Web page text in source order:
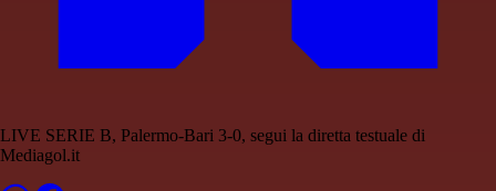
LIVE SERIE B, Palermo-Bari 3-0, segui la diretta testuale di
Mediagol.it